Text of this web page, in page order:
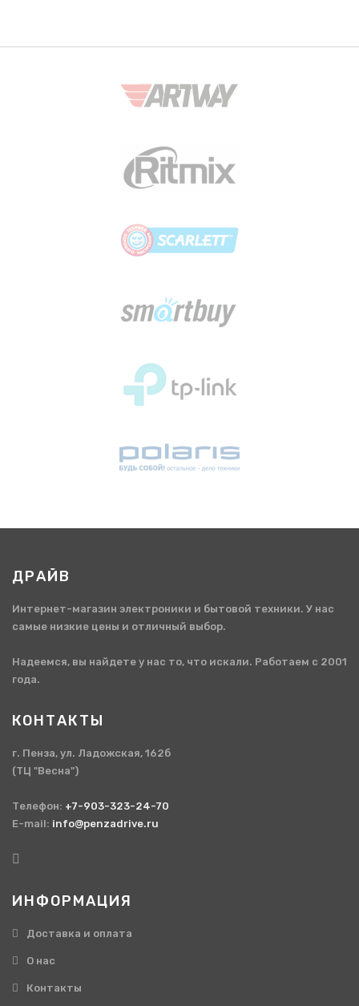
ДРАЙВ
Интернет-магазин электроники и бытовой техники. У нас
самые низкие цены и отличный выбор.
Надеемся, вы найдете у нас то, что искали. Работаем с 2001
года.
КОНТАКТЫ
г. Пенза, ул. Ладожская, 162б
(ТЦ "Весна")
Телефон: +7-903-323-24-70
E-mail: info@penzadrive.ru
ИНФОРМАЦИЯ
Доставка и оплата
О нас
Контакты